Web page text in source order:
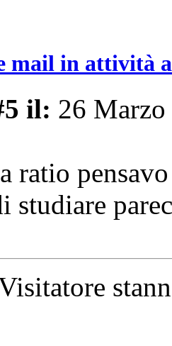
mail in attività
il: 26
ratio
studiare